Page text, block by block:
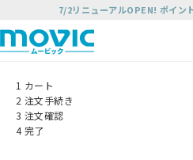
7/2リニューアルOPEN! ポイン
1 カート
2 注文手続き
3 注文確認
4 完了